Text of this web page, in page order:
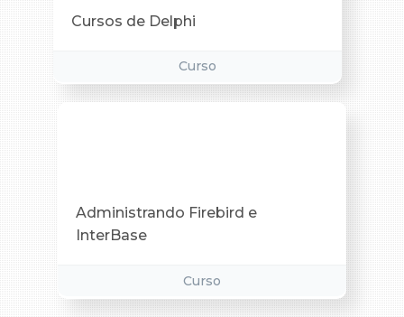
Cursos de Delphi
Curso
Administrando Firebird e
InterBase
Curso